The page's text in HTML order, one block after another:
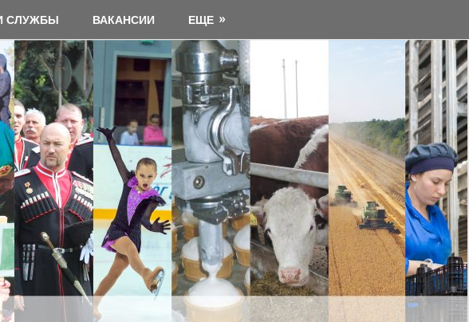
СЛУЖБЫ ВАКАНСИИ ЕЩЕ